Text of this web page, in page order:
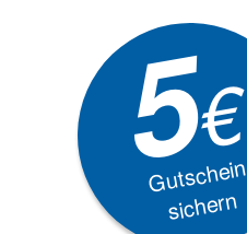
5€
Gutschein
sichern